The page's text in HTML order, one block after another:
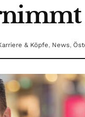
& Köpfe, News,